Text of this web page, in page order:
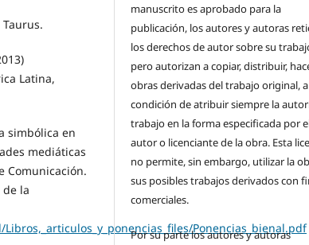
Latina,
simbólica en
mediáticas
Comunicación.
la
Ponencias_bienal.pdf
manuscrito es aprobado para la
publicación, los autores y autoras
los derechos de autor sobre su
pero autorizan a copiar, distribuir,
obras derivadas del trabajo original, a
condición de atribuir siempre la
trabajo en la forma especificada por
autor o licenciante de la obra. Esta
no permite, sin embargo, utilizar la
sus posibles trabajos derivados con
comerciales.
Por su parte los autores y autoras